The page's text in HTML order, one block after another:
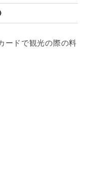
ードで観光の際の料